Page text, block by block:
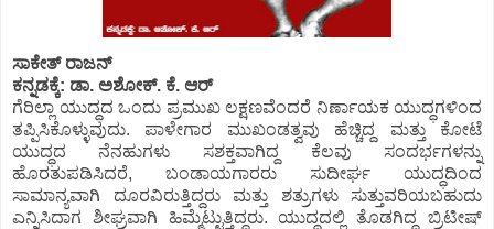
ಸಾಕೇತ್ ರಾಜನ್
ಕನ್ನಡಕ್ಕೆ: ಡಾ. ಅಶೋಕ್. ಕೆ. ಆರ್
ಗೆರಿಲ್ಲಾ ಯುದ್ಧದ ಒಂದು ಪ್ರಮುಖ ಲಕ್ಷಣವೆಂದರೆ ನಿರ್ಣಾಯಕ ಯುದ್ಧಗಳಿಂದ
ತಪ್ಪಿಸಿಕೊಳ್ಳುವುದು. ಪಾಳೇಗಾರ ಮುಖಂಡತ್ವವು ಹೆಚ್ಚಿದ್ದ ಮತ್ತು ಕೋಟೆ
ಯುದ್ಧದ ನೆನಹುಗಳು ಸಶಕ್ತವಾಗಿದ್ದ ಕೆಲವು ಸಂದರ್ಭಗಳನ್ನು
ಹೊರತುಪಡಿಸಿದರೆ, ಬಂಡಾಯಗಾರರು ಸುದೀರ್ಘ ಯುದ್ಧದಿಂದ
ಸಾಮಾನ್ಯವಾಗಿ ದೂರವಿರುತ್ತಿದ್ದರು ಮತ್ತು ಶತ್ರುಗಳು ಸುತ್ತುವರಿಯಬಹುದು
ಎನ್ನಿಸಿದಾಗ ಶೀಘ್ರವಾಗಿ ಹಿಮ್ಮೆಟ್ಟುತ್ತಿದ್ದರು. ಯುದ್ಧದಲ್ಲಿ ತೊಡಗಿದ್ದ ಬ್ರಿಟೀಷ್